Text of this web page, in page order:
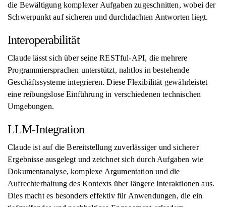
die Bewältigung komplexer Aufgaben zugeschnitten, wobei der
Schwerpunkt auf sicheren und durchdachten Antworten liegt.
Interoperabilität
Claude lässt sich über seine RESTful-API, die mehrere
Programmiersprachen unterstützt, nahtlos in bestehende
Geschäftssysteme integrieren. Diese Flexibilität gewährleistet
eine reibungslose Einführung in verschiedenen technischen
Umgebungen.
LLM-Integration
Claude ist auf die Bereitstellung zuverlässiger und sicherer
Ergebnisse ausgelegt und zeichnet sich durch Aufgaben wie
Dokumentanalyse, komplexe Argumentation und die
Aufrechterhaltung des Kontexts über längere Interaktionen aus.
Dies macht es besonders effektiv für Anwendungen, die ein